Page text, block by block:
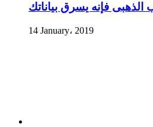
الذهبى فإنه يسرق بياناتك
14 January، 2019